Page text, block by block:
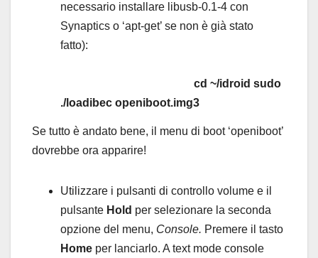
necessario installare libusb-0.1-4 con
Synaptics o ‘apt-get’ se non è già stato
fatto):
cd ~/idroid sudo
./loadibec openiboot.img3
Se tutto è andato bene, il menu di boot ‘openiboot’
dovrebbe ora apparire!
Utilizzare i pulsanti di controllo volume e il
pulsante Hold per selezionare la seconda
opzione del menu, Console. Premere il tasto
Home per lanciarlo. A text mode console